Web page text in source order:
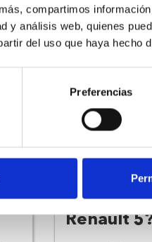
compartimos
y análisis web, quienes
del uso que haya hecho
Preferencias
Recarga
¿qué es y
Renault